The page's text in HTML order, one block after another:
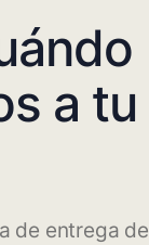
a tu
de entrega de